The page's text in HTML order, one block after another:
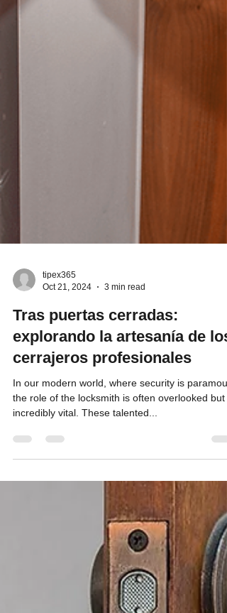
Oct 21, 2024
3 min read
Tras puertas cerradas:
explorando la artesanía de los
cerrajeros profesionales
In our modern world, where security is
incredibly vital. These talented...